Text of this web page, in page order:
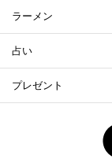
ラーメン
占い
プレゼント